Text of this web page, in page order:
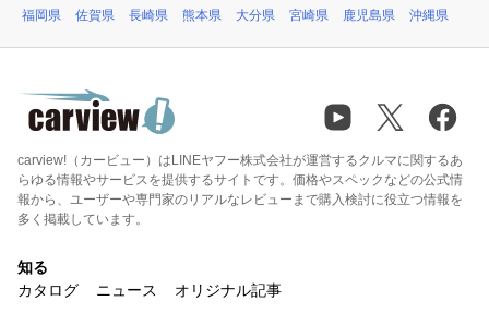
福岡県
佐賀県 長崎県 熊本県 大分県 宮崎県 鹿児島県 沖縄県
carview!（カービュー）はLINEヤフー株式会社が運営するクルマに関するあ
らゆる情報やサービスを提供するサイトです。価格やスペックなどの公式情
報から、ユーザーや専門家のリアルなレビューまで購入検討に役立つ情報を
多く掲載しています。
知る
カタログ
ニュース オリジナル記事